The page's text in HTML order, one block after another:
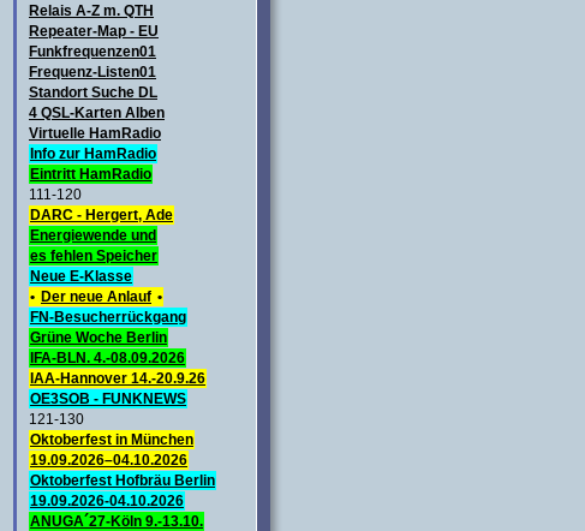
Relais A-Z m. QTH
Repeater-Map - EU
Funkfrequenzen01
Frequenz-Listen01
Standort Suche DL
4 QSL-Karten Alben
Virtuelle HamRadio
Info zur HamRadio
Eintritt HamRadio
111-120
DARC - Hergert, Ade
Energiewende und
es fehlen Speicher
Neue E-Klasse
• Der neue Anlauf •
FN-Besucherrückgang
Grüne Woche Berlin
IFA-BLN. 4.-08.09.2026
IAA-Hannover 14.-20.9.26
OE3SOB - FUNKNEWS
121-130
Oktoberfest in München
19.09.2026–04.10.2026
Oktoberfest Hofbräu Berlin
19.09.2026-04.10.2026
ANUGA´27-Köln 9.-13.10.